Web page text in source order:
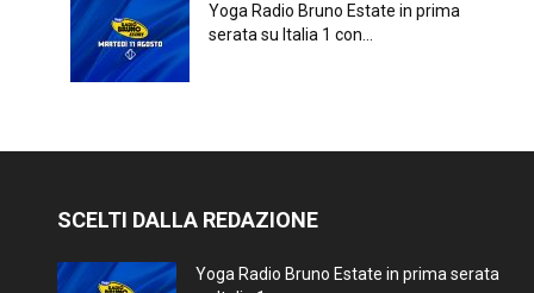
Yoga Radio Bruno Estate in prima
serata su Italia 1 con...
SCELTI DALLA REDAZIONE
Yoga Radio Bruno Estate in prima serata